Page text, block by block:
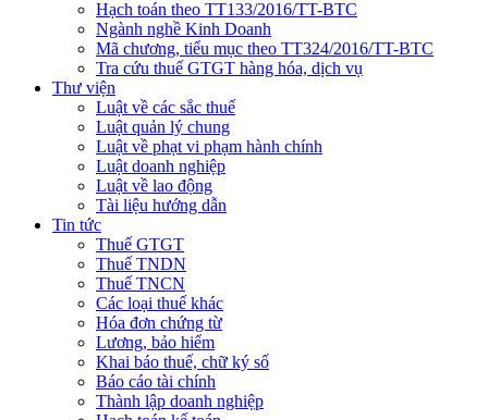
Hạch toán theo TT133/2016/TT-BTC
Ngành nghề Kinh Doanh
Mã chương, tiểu mục theo TT324/2016/TT-BTC
Tra cứu thuế GTGT hàng hóa, dịch vụ
Thư viện
Luật về các sắc thuế
Luật quản lý chung
Luật về phạt vi phạm hành chính
Luật doanh nghiệp
Luật về lao động
Tài liệu hướng dẫn
Tin tức
Thuế GTGT
Thuế TNDN
Thuế TNCN
Các loại thuế khác
Hóa đơn chứng từ
Lương, bảo hiểm
Khai báo thuế, chữ ký số
Báo cáo tài chính
Thành lập doanh nghiệp